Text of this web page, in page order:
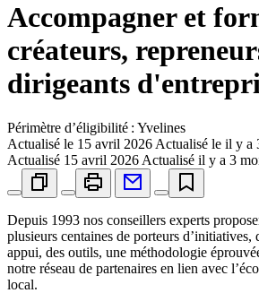
Accompagner et
créateurs,
dirigeants
Périmètre d’éligibilité : Yvelines
Actualisé le 15 avril 2026 Actualisé le il y a
Actualisé 15 avril 2026 Actualisé il y a 3
Depuis 1993 nos conseillers experts
plusieurs centaines de porteurs d’initiatives,
appui, des outils, une méthodologie
notre réseau de partenaires en lien avec
local.